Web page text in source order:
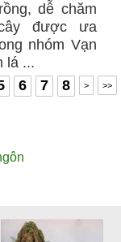
dễ chăm
được ưa
nhóm Vạn
lá ...
6 7 8 > >>